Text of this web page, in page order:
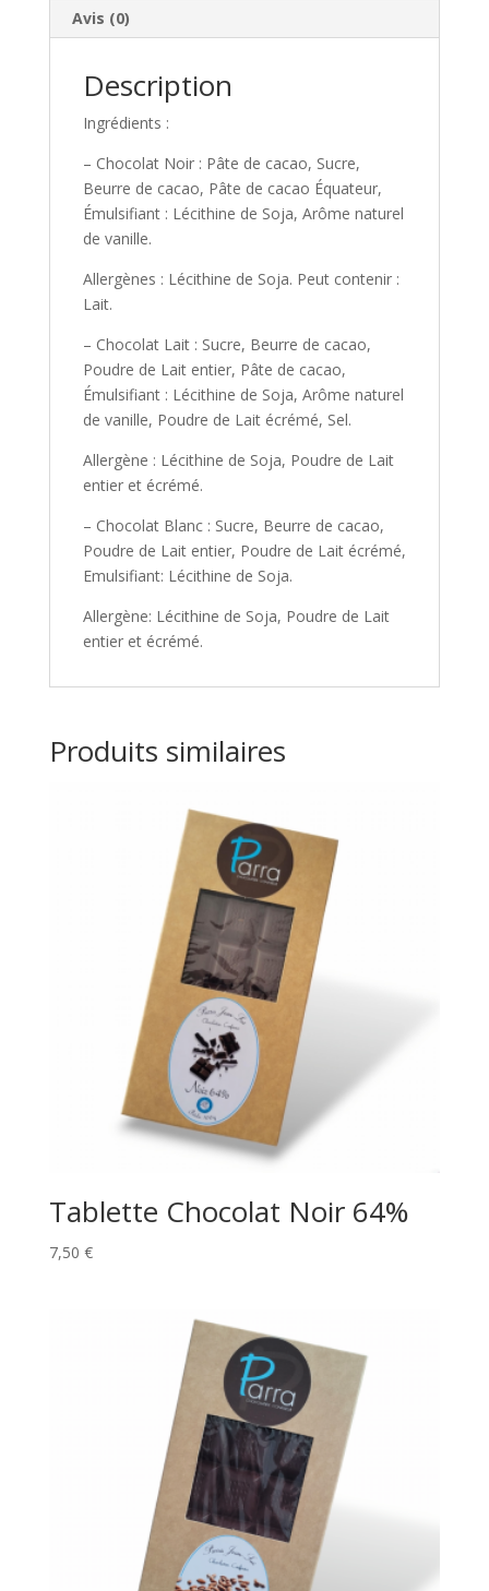
Avis (0)
Description
Ingrédients :
– Chocolat Noir : Pâte de cacao, Sucre,
Beurre de cacao, Pâte de cacao Équateur,
Émulsifiant : Lécithine de Soja, Arôme naturel
de vanille.
Allergènes : Lécithine de Soja. Peut contenir :
Lait.
– Chocolat Lait : Sucre, Beurre de cacao,
Poudre de Lait entier, Pâte de cacao,
Émulsifiant : Lécithine de Soja, Arôme naturel
de vanille, Poudre de Lait écrémé, Sel.
Allergène : Lécithine de Soja, Poudre de Lait
entier et écrémé.
– Chocolat Blanc : Sucre, Beurre de cacao,
Poudre de Lait entier, Poudre de Lait écrémé,
Emulsifiant: Lécithine de Soja.
Allergène: Lécithine de Soja, Poudre de Lait
entier et écrémé.
Produits similaires
Tablette Chocolat Noir 64%
7,50 €